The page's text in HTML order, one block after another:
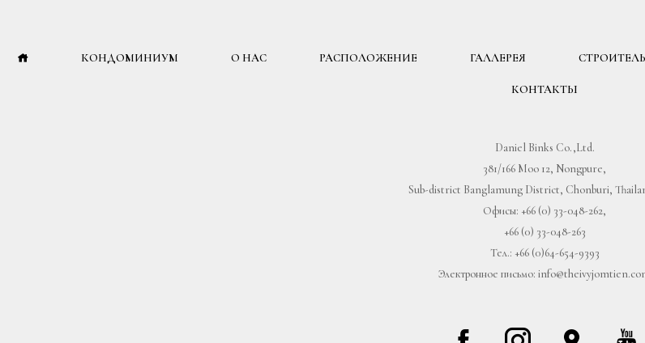
КОНДОМИНИУМ О НАС РАСПОЛОЖЕНИЕ ГАЛЛЕРЕЯ
КОНТАКТЫ
Daniel Binks Co.,Ltd.
381/166 Moo 12, Nongpure,
Sub-district Banglamung District, Chonburi,
Офисы: +66 (0) 33-048-262,
+66 (0) 33-048-263
Тел.: +66 (0)64-654-9393
Электронное письмо: